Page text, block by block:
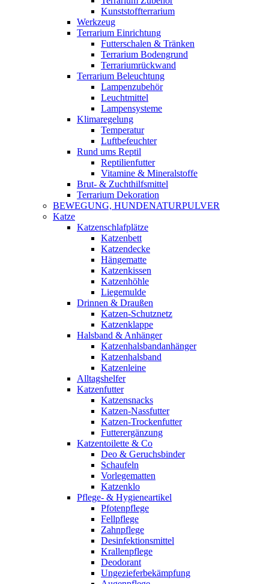
Kunststoffterrarium
Werkzeug
Terrarium Einrichtung
Futterschalen & Tränken
Terrarium Bodengrund
Terrariumrückwand
Terrarium Beleuchtung
Lampenzubehör
Leuchtmittel
Lampensysteme
Klimaregelung
Temperatur
Luftbefeuchter
Rund ums Reptil
Reptilienfutter
Vitamine & Mineralstoffe
Brut- & Zuchthilfsmittel
Terrarium Dekoration
BEWEGUNG, HUNDENATURPULVER
Katze
Katzenschlafplätze
Katzenbett
Katzendecke
Hängematte
Katzenkissen
Katzenhöhle
Liegemulde
Drinnen & Draußen
Katzen-Schutznetz
Katzenklappe
Halsband & Anhänger
Katzenhalsbandanhänger
Katzenhalsband
Katzenleine
Alltagshelfer
Katzenfutter
Katzensnacks
Katzen-Nassfutter
Katzen-Trockenfutter
Futterergänzung
Katzentoilette & Co
Deo & Geruchsbinder
Schaufeln
Vorlegematten
Katzenklo
Pflege- & Hygieneartikel
Pfotenpflege
Fellpflege
Zahnpflege
Desinfektionsmittel
Krallenpflege
Deodorant
Ungezieferbekämpfung